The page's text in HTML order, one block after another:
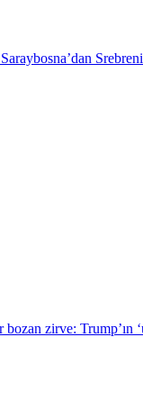
zirve: Trump’ın